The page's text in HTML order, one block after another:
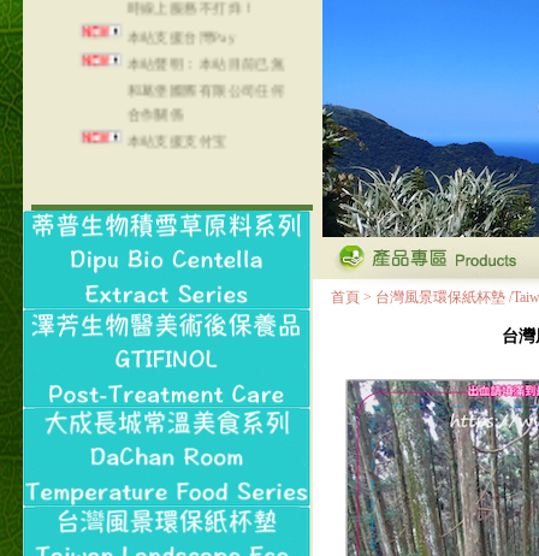
本站支援台灣Pay
本站聲明：本站目前已無
和葛堡國際有限公司任何
合作關係
本站支援支付宝
2017年1月1日起，中国大
首頁 > 台灣風景環保紙杯墊 /
台灣